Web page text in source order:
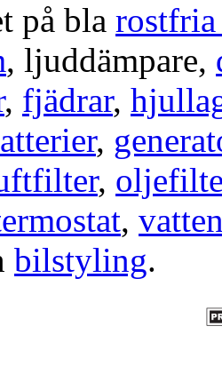
på bla rostfria
, ljuddämpare,
, fjädrar,
,
,
,
bilstyling.